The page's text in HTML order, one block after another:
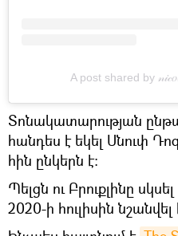
A post shared by
Տոնակատարության
հանդես է եկել Սնուփ
հին ընկերն է։
Պելցն ու Բրուքլինը
2020-ի հուլիսին նշանվել